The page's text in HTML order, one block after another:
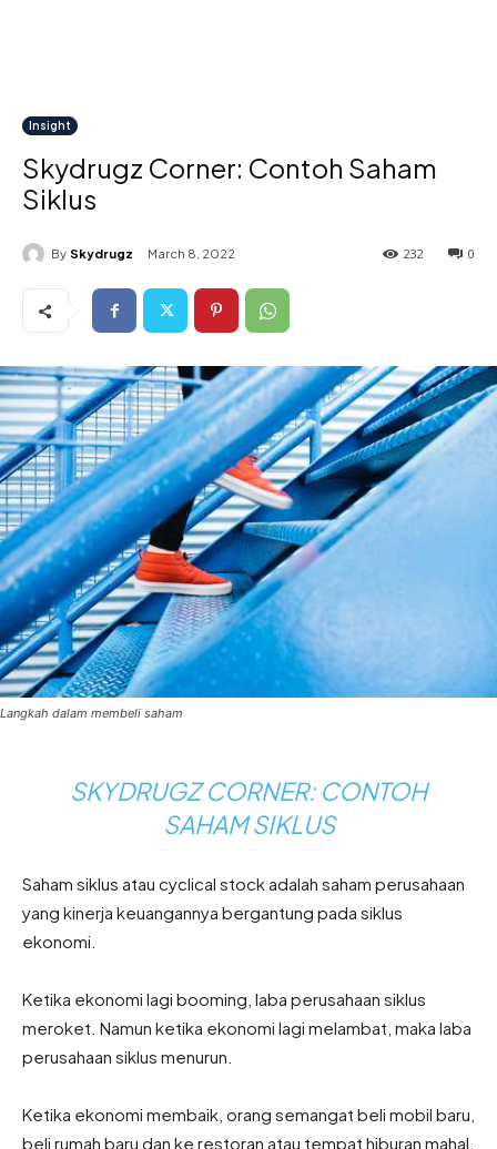
Insight
Skydrugz Corner: Contoh Saham
Siklus
By Skydrugz March 8, 2022 0
232
Langkah dalam membeli saham
SKYDRUGZ CORNER: CONTOH
SAHAM SIKLUS
Saham siklus atau cyclical stock adalah saham perusahaan
yang kinerja keuangannya bergantung pada siklus
ekonomi.
Ketika ekonomi lagi booming, laba perusahaan siklus
meroket. Namun ketika ekonomi lagi melambat, maka laba
perusahaan siklus menurun.
Ketika ekonomi membaik, orang semangat beli mobil baru,
beli rumah baru dan ke restoran atau tempat hiburan mahal.